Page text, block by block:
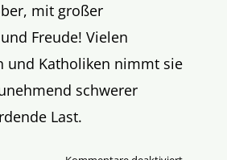
mit großer
Freude! Vielen
und Katholiken nimmt sie
schwerer
Last.